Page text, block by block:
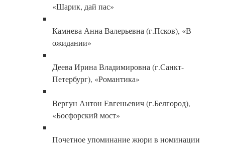
«Шарик, дай пас»
Камнева Анна Валерьевна (г.Псков), «В
ожидании»
Деева Ирина Владимировна (г.Санкт-
Петербург), «Романтика»
Вергун Антон Евгеньевич (г.Белгород),
«Босфорский мост»
Почетное упоминание жюри в номинации